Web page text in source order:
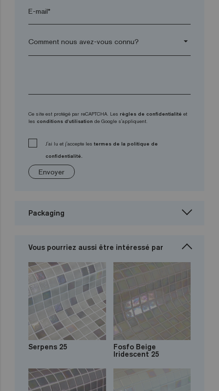
E-mail*
arrow_drop_down
Ce site est protégé par reCAPTCHA. Les règles de confidentialité et
les conditions d'utilisation de Google s'appliquent.
J'ai lu et j'accepte les termes de la politique de
confidentialité.
Envoyer
Packaging
Vous pourriez aussi être intéressé par
Serpens 25 Fosfo Beige
Iridescent 25